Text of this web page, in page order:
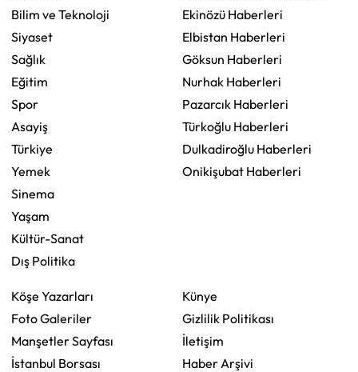
Bilim ve Teknoloji
Siyaset
Sağlık
Eğitim
Spor
Asayiş
Türkiye
Yemek
Sinema
Yaşam
Kültür-Sanat
Dış Politika
Ekinözü Haberleri
Elbistan Haberleri
Göksun Haberleri
Nurhak Haberleri
Pazarcık Haberleri
Türkoğlu Haberleri
Dulkadiroğlu Haberleri
Onikişubat Haberleri
Köşe Yazarları
Foto Galeriler
Manşetler Sayfası
İstanbul Borsası
Künye
Gizlilik Politikası
İletişim
Haber Arşivi